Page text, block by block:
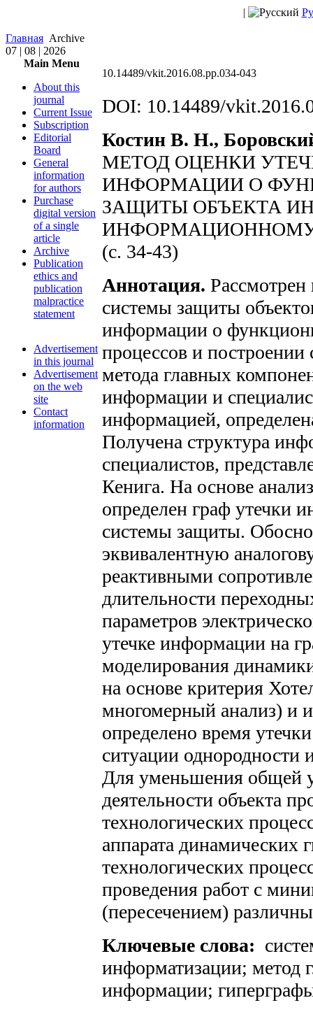
|
Главная Archive
07 | 08 | 2026
Main Menu
About this
journal
Current Issue
Subscription
Editorial
Board
General
information
for authors
Purchase
digital version
of a single
article
Archive
Publication
ethics and
publication
malpractice
statement
Advertisement
in this journal
Advertisement
on the web
site
Contact
information
10.14489/vkit.2016.08.pp.034-043
DOI: 10.14489/
Костин В. Н.,
МЕТОД ОЦЕНКИ
ИНФОРМАЦИИ О
ЗАЩИТЫ ОБЪЕКТА
(c. 34-43)
Аннотация. Рассмотрен
системы защиты
информации о
процессов и
метода главных
информации и
информацией,
Получена структура
специалистов,
Кенига. На основе
определен граф утечки
системы защиты.
эквивалентную
реактивными
длительности
параметров
утечке информации на
моделирования
на основе критерия
многомерный анализ) и
определено время
ситуации
Для уменьшения общей
деятельности объекта
технологических
аппарата динамических
технологических
проведения работ с
(пересечением)
Ключевые слова:
информатизации; метод
информации;